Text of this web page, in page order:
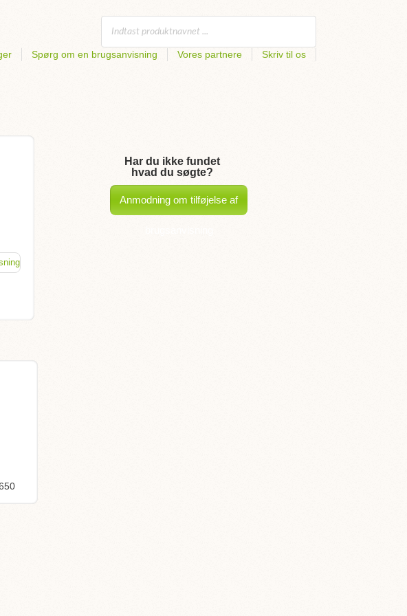
Spørg om en brugsanvisning Vores partnere Skriv til os
Har du ikke fundet
hvad du søgte?
Anmodning om tilføjelse af